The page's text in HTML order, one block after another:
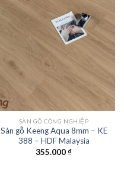
SÀN GỖ CÔNG NGHIỆP
Sàn gỗ Keeng Aqua 8mm – KE
388 – HDF Malaysia
355.000₫